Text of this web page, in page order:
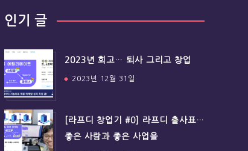
인기 글
2023년 회고… 퇴사 그리고 창업
2023년 12월 31일
[라프디 창업기 #0] 라프디 출사표…
좋은 사람과 좋은 사업을